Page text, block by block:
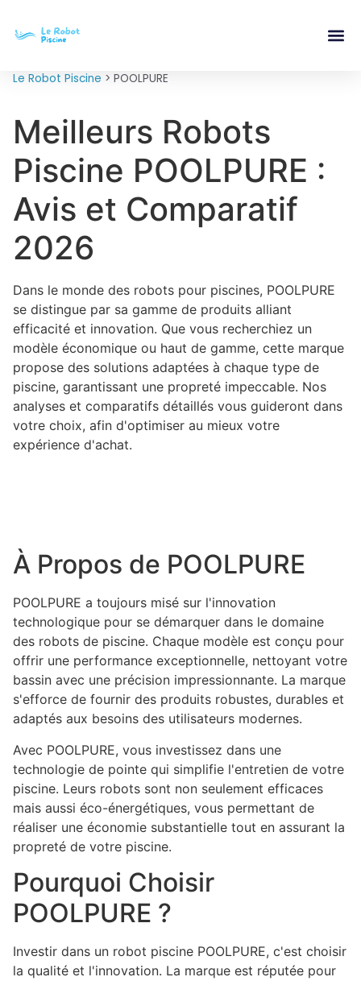
Le Robot Piscine > POOLPURE
Meilleurs Robots
Piscine POOLPURE :
Avis et Comparatif
2026
Dans le monde des robots pour piscines, POOLPURE
se distingue par sa gamme de produits alliant
efficacité et innovation. Que vous recherchiez un
modèle économique ou haut de gamme, cette marque
propose des solutions adaptées à chaque type de
piscine, garantissant une propreté impeccable. Nos
analyses et comparatifs détaillés vous guideront dans
votre choix, afin d'optimiser au mieux votre
expérience d'achat.
À Propos de POOLPURE
POOLPURE a toujours misé sur l'innovation
technologique pour se démarquer dans le domaine
des robots de piscine. Chaque modèle est conçu pour
offrir une performance exceptionnelle, nettoyant votre
bassin avec une précision impressionnante. La marque
s'efforce de fournir des produits robustes, durables et
adaptés aux besoins des utilisateurs modernes.
Avec POOLPURE, vous investissez dans une
technologie de pointe qui simplifie l'entretien de votre
piscine. Leurs robots sont non seulement efficaces
mais aussi éco-énergétiques, vous permettant de
réaliser une économie substantielle tout en assurant la
propreté de votre piscine.
Pourquoi Choisir
POOLPURE ?
Investir dans un robot piscine POOLPURE, c'est choisir
la qualité et l'innovation. La marque est réputée pour